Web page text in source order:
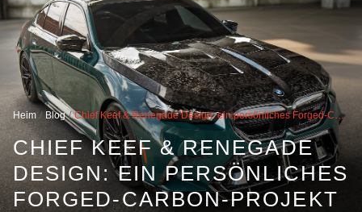
Heim Blog Chief Keef & Renegade Design: ein persönliches Forged-Carbon-Projekt in Los Angeles
CHIEF KEEF & RENEGADE
DESIGN: EIN PERSÖNLICHES
FORGED-CARBON-PROJEKT